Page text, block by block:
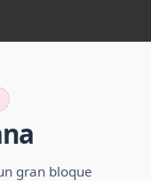
gran bloque